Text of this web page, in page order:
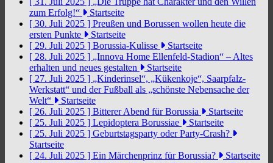
zum Erfolg!“
Startseite
[ 30. Juli 2025 ] Preußen und Borussen wollen heute die
ersten Punkte
Startseite
[ 29. Juli 2025 ] Borussia-Kulisse
Startseite
[ 28. Juli 2025 ] „Innova Home Ellenfeld-Stadion“ – Altes
erhalten und neues gestalten
Startseite
[ 27. Juli 2025 ] „Kinderinsel“, „Kükenkoje“, Saarpfalz-
Werkstatt“ und der Fußball als „schönste Nebensache der
Welt“
Startseite
[ 26. Juli 2025 ] Bitterer Abend für Borussia
Startseite
[ 25. Juli 2025 ] Lepidoptera Borussiae
Startseite
[ 25. Juli 2025 ] Geburtstagsparty oder Party-Crash?
Startseite
[ 24. Juli 2025 ] Ein Märchenprinz für Borussia?
Startseite